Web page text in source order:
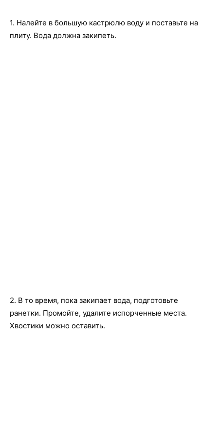
1. Налейте в большую кастрюлю воду и поставьте на
плиту. Вода должна закипеть.
2. В то время, пока закипает вода, подготовьте
ранетки. Промойте, удалите испорченные места.
Хвостики можно оставить.